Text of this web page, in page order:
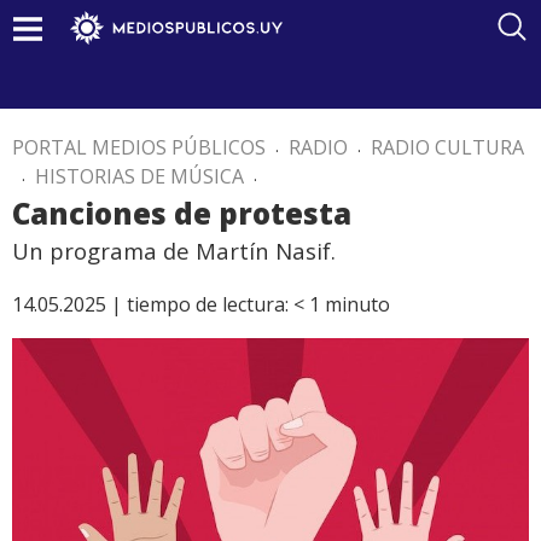
PORTAL MEDIOS PÚBLICOS . RADIO . RADIO CULTURA
. HISTORIAS DE MÚSICA .
Canciones de protesta
Un programa de Martín Nasif.
14.05.2025 | tiempo de lectura: < 1 minuto